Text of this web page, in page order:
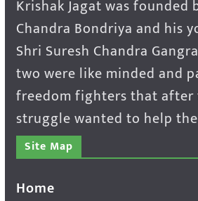
Krishak Jagat was founded
Chandra Bondriya and his
Shri Suresh Chandra
two were like minded and
freedom fighters that
struggle wanted to help
Site Map
Home